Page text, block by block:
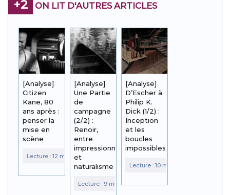
+2 ON LIT D'AUTRES ARTICLES
[Analyse]
Citizen
Kane, 80
ans après :
penser la
mise en
scène
[Analyse]
Une Partie
de
campagne
(2/2) :
Renoir,
entre
impressionnisme
et
naturalisme
[Analyse]
D’Escher à
Philip K.
Dick (1/2) :
Inception
et les
boucles
impossibles